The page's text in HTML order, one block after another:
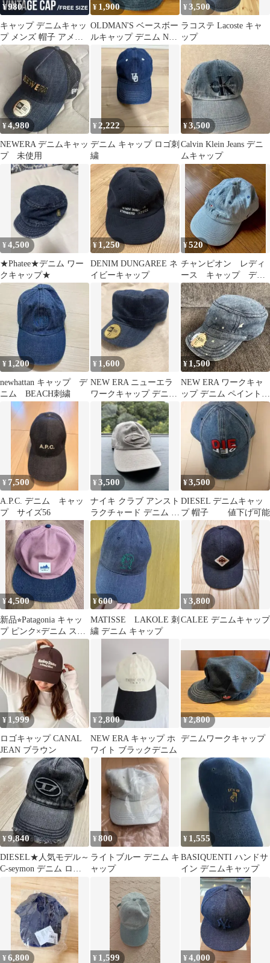
¥980
キャップ デニムキャッ
プ メンズ 帽子 アメカ
ジ ヴィンテージ ダメー
ジ加工
¥ 1,900
OLDMAN'S ベースボー
ルキャップ デニム Nロ
¥3,500
ラコステ Lacoste キャ
ップ
¥4,980
NEWERA デニムキャッ
プ 未使用
¥2,222
デニム キャップ ロゴ刺
繍
¥3,500
Calvin Klein Jeans デニ
ムキャップ
¥4,500
★Phatee★デニム ワー
クキャップ★
¥ 1,250
DENIM DUNGAREE ネ
イビーキャップ
¥520
チャンピオン レディ
ース キャップ デニ
ム風
¥ 1,200
newhattan キャップ デ
ニム BEACH刺繍
¥ 1,600
NEW ERA ニューエラ
ワークキャップ デニム
7 3/8
¥ 1,500
NEW ERA ワークキャ
ップ デニム ペイント柄
7 3/8
¥ 7,500
A.P.C. デニム キャッ
プ サイズ56
¥3,500
ナイキ クラブ アンスト
ラクチャード デニム パ
ッチ キャップ
¥3,500
DIESEL デニムキャッ
プ 帽子 値下げ可能
¥4,500
新品⭐︎Patagonia キャッ
プ ピンク×デニム スナ
ップバック パタゴニ
ア
¥600
MATISSE LAKOLE 刺
繍 デニム キャップ
¥3,800
CALEE デニムキャップ
¥ 1,999
ロゴキャップ CANAL
JEAN ブラウン
¥2,800
NEW ERA キャップ ホ
ワイト ブラックデニム
¥2,800
デニムワークキャップ
¥9,840
DIESEL★人気モデル～
C-seymon デニム ロゴ
キャップ
¥800
ライトブルー デニム キ
ャップ
¥ 1,555
BASIQUENTI ハンドサ
イン デニムキャップ
¥6,800 ¥ 1,599 ¥4,000